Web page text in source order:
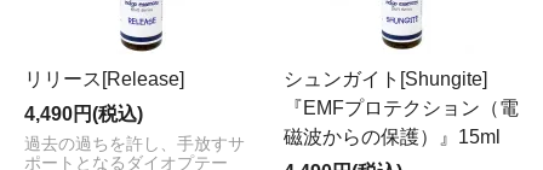
リリース[Release]
4,490円(税込)
過去の過ちを許し、手放すサ
ポートとなるダイオプテー
シュンガイト[Shungite]
『EMFプロテクション（電
磁波からの保護）』15ml